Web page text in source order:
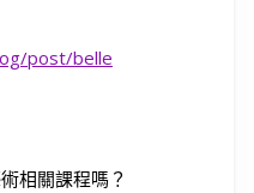
post/belle
相關課程嗎？